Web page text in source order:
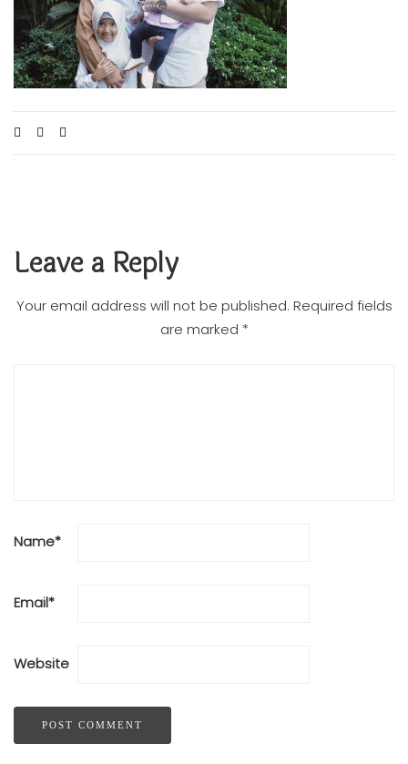
Leave a Reply
Your email address will not be published. Required fields
are marked *
Name*
Email*
Website